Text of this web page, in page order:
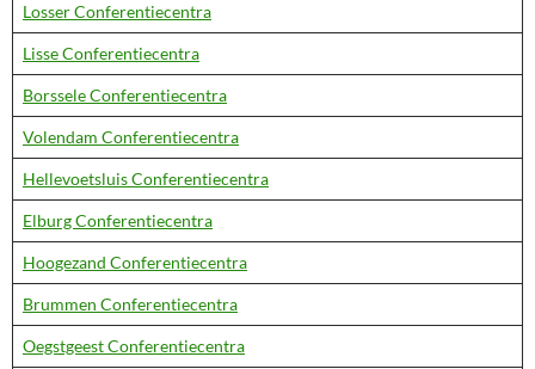
Losser Conferentiecentra
Lisse Conferentiecentra
Borssele Conferentiecentra
Volendam Conferentiecentra
Hellevoetsluis Conferentiecentra
Elburg Conferentiecentra
Hoogezand Conferentiecentra
Brummen Conferentiecentra
Oegstgeest Conferentiecentra